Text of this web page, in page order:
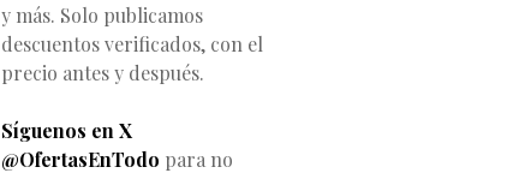
y más. Solo publicamos
descuentos verificados, con el
precio antes y después.
Síguenos en X
@OfertasEnTodo para no